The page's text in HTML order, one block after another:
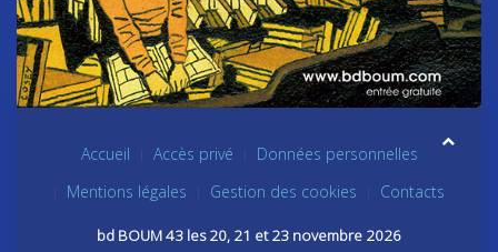
Accueil Accès privé
Données personnelles
Mentions légales
Gestion des cookies Contacts
bd BOUM 43 les 20, 21 et 23 novembre 2026